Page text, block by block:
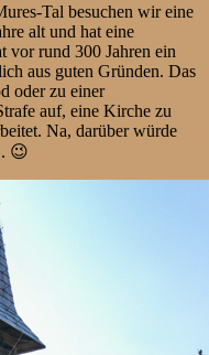
Tal besuchen wir eine
alt und hat eine
vor rund 300 Jahren ein
aus guten Gründen. Das
oder zu einer
auf, eine Kirche zu
Na, darüber würde
😉